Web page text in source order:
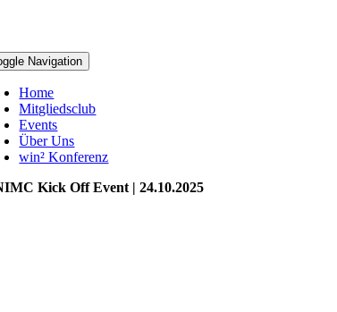
Navigation
Home
Mitgliedsclub
Events
Über Uns
win² Konferenz
Kick Off Event | 24.10.2025